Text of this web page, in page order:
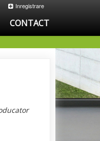
Inregistrare
CONTACT